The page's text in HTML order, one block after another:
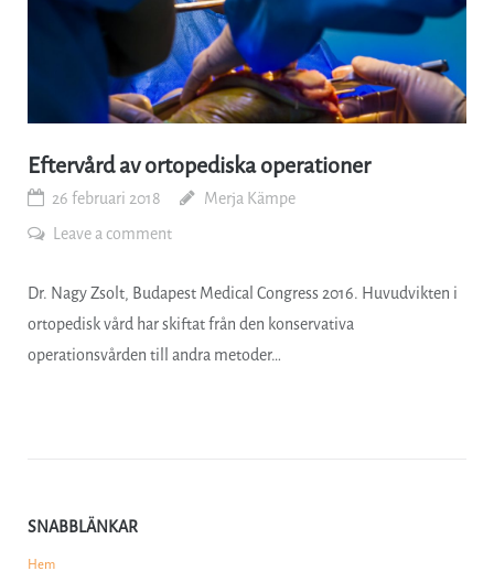
Eftervård av ortopediska operationer
26 februari 2018
Merja Kämpe
Leave a comment
Dr. Nagy Zsolt, Budapest Medical Congress 2016. Huvudvikten i
ortopedisk vård har skiftat från den konservativa
operationsvården till andra metoder…
SNABBLÄNKAR
Hem